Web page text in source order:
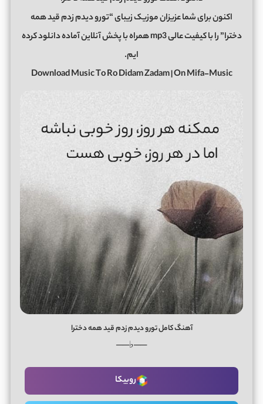
اکنون برای شما عزیزان موزیک زیبای “تورو دیدم زدم قید همه
دخترا” را با کیفیت عالی mp3 همراه با پخش آنلاین آماده دانلود کرده
ایم.
Download Music To Ro Didam Zadam | On Mifa-Music
آهنگ کامل تورو دیدم زدم قید همه دخترا
──♭──
روبیکا